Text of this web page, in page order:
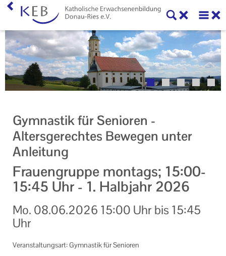
Gymnastik für Senioren -
Altersgerechtes Bewegen unter
Anleitung
Frauengruppe montags; 15:00-
15:45 Uhr - 1. Halbjahr 2026
Mo. 08.06.2026 15:00 Uhr bis 15:45
Uhr
Veranstaltungsart: Gymnastik für Senioren
Home
Willkommen
Veranstaltungen
Zentrale Veranstaltungen
Eltern-Kind-Gruppen
Gymnastikkurse
Alle Veranstaltungen
Ansprechpartner